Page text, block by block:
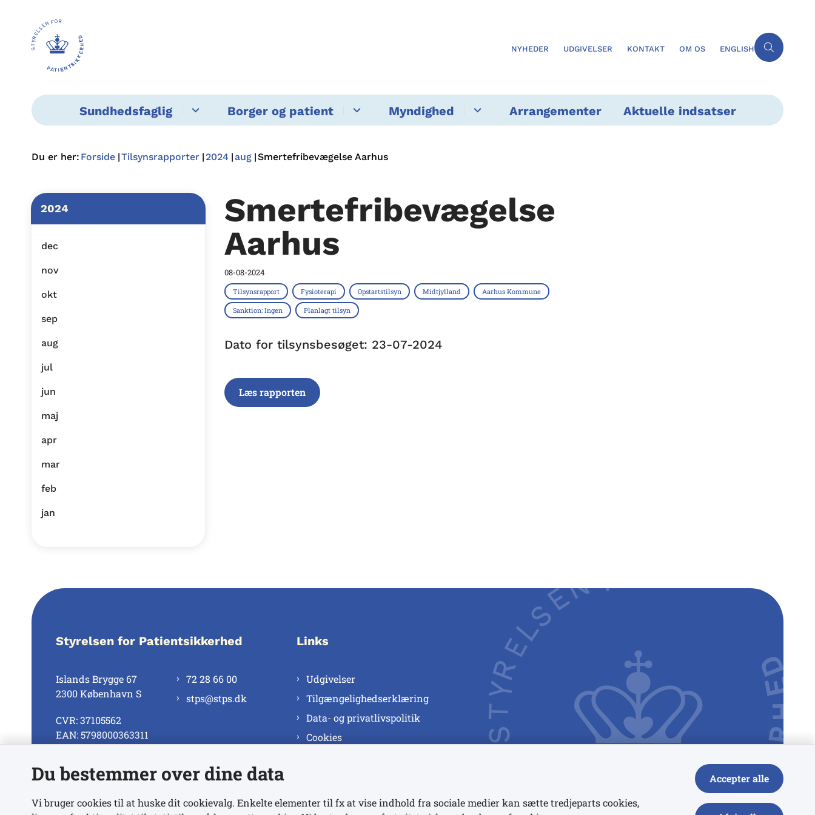
NYHEDER UDGIVELSER KONTAKT OM OS ENGLISH
Sundhedsfaglig Borger og patient Myndighed Arrangementer Aktuelle indsatser
Du er her: Forside Tilsynsrapporter 2024 aug Smertefribevægelse Aarhus
2024
dec
nov
okt
sep
aug
jul
jun
maj
apr
mar
feb
jan
Smertefribevægelse
Aarhus
08-08-2024
Tilsynsrapport Fysioterapi Opstartstilsyn Midtjylland Aarhus Kommune
Sanktion: Ingen Planlagt tilsyn
Dato for tilsynsbesøget: 23-07-2024
Læs rapporten
Styrelsen for Patientsikkerhed
Islands Brygge 67
2300 København S
CVR: 37105562
EAN: 5798000363311
72 28 66 00
stps@stps.dk
Se alle kontaktnumre
Links
Udgivelser
Tilgængelighedserklæring
Data- og privatlivspolitik
Cookies
Du bestemmer over dine data
Vi bruger cookies til at huske dit cookievalg. Enkelte elementer til fx at vise indhold fra sociale medier kan sætte tredjeparts cookies,
Accepter alle